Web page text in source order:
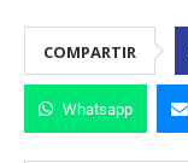
COMPARTIR
Whatsapp